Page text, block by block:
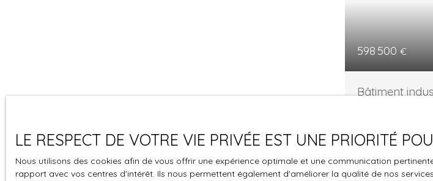
598 500 €
Bâtiment
Commune de
parpaings
bardage simple
LE RESPECT DE VOTRE VIE PRIVÉE EST UNE PRIORITÉ
Nous utilisons des cookies afin de vous offrir une expérience optimale et une communication
rapport avec vos centres d'intérêt. Ils nous permettent également d'améliorer la qualité de nos